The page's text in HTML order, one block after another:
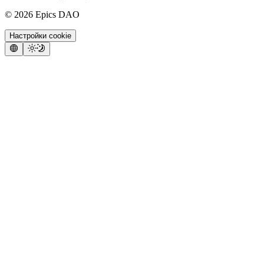
© 2026 Epics DAO
Настройки cookie